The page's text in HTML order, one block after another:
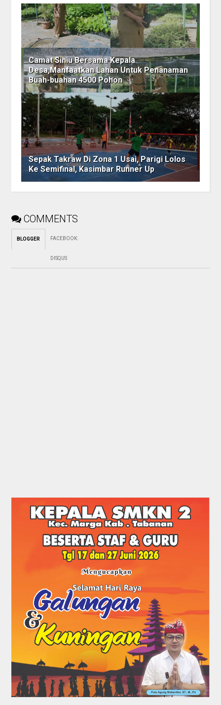
Camat Siniu Bersama Kepala
Desa,Manfaatkan Lahan Untuk Penanaman
Buah-buahan 4500 Pohon
Sepak Takraw Di Zona 1 Usai, Parigi Lolos
Ke Semifinal, Kasimbar Runner Up
COMMENTS
BLOGGER FACEBOOK:
DISQUS